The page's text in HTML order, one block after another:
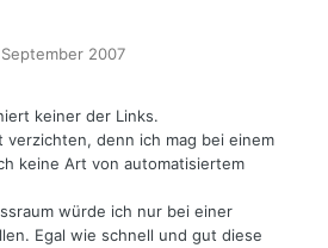
2007
keiner der Links.
verzichten, denn ich mag bei einem
keine Art von automatisiertem
würde ich nur bei einer
Egal wie schnell und gut diese